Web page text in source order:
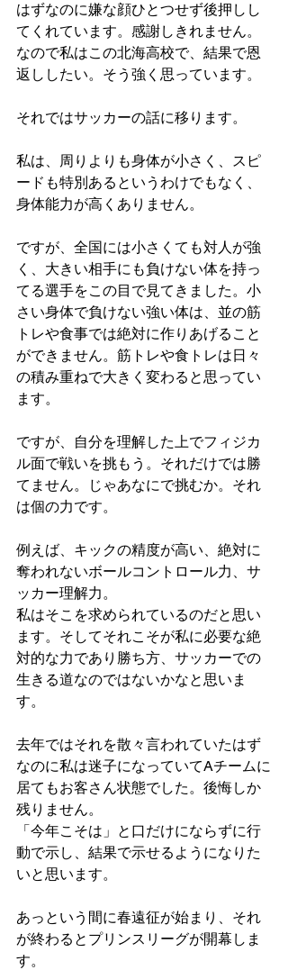
はずなのに嫌な顔ひとつせず後押しし
てくれています。感謝しきれません。
なので私はこの北海高校で、結果で恩
返ししたい。そう強く思っています。
それではサッカーの話に移ります。
私は、周りよりも身体が小さく、スピ
ードも特別あるというわけでもなく、
身体能力が高くありません。
ですが、全国には小さくても対人が強
く、大きい相手にも負けない体を持っ
てる選手をこの目で見てきました。小
さい身体で負けない強い体は、並の筋
トレや食事では絶対に作りあげること
ができません。筋トレや食トレは日々
の積み重ねで大きく変わると思ってい
ます。
ですが、自分を理解した上でフィジカ
ル面で戦いを挑もう。それだけでは勝
てません。じゃあなにで挑むか。それ
は個の力です。
例えば、キックの精度が高い、絶対に
奪われないボールコントロール力、サ
ッカー理解力。
私はそこを求められているのだと思い
ます。そしてそれこそが私に必要な絶
対的な力であり勝ち方、サッカーでの
生きる道なのではないかなと思いま
す。
去年ではそれを散々言われていたはず
なのに私は迷子になっていてAチームに
居てもお客さん状態でした。後悔しか
残りません。
「今年こそは」と口だけにならずに行
動で示し、結果で示せるようになりた
いと思います。
あっという間に春遠征が始まり、それ
が終わるとプリンスリーグが開幕しま
す。